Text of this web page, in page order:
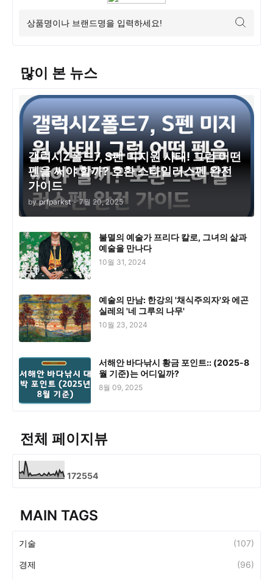
많이 본 뉴스
갤럭시Z폴드7, S펜 미지원 사태! 그럼 어떤
펜을 써야 할까? 호환 스타일러스펜 완전
가이드
by prfparkst - 7월 20, 2025
불멸의 예술가 프리다 칼로, 그녀의 삶과
예술을 만나다
10월 31, 2024
예술의 만남: 한강의 '채식주의자'와 에곤
실레의 '네 그루의 나무'
10월 23, 2024
서해안 바다낚시 황금 포인트:: (2025-8
월 기준)는 어디일까?
8월 09, 2025
전체 페이지뷰
172554
MAIN TAGS
기술 (107)
경제 (96)